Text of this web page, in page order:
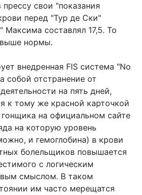
свои "показания
перед "Тур де Ски"
Максима составлял 17,5. То
нормы.
внедренная FIS система "No
собой отстранение от
на пять дней,
к тому же красной карточкой
на официальном сайте
на которую уровень
и гемоглобина) в крови
болельщиков повышается
с логическим
смыслом. В таком
им часто мерещатся